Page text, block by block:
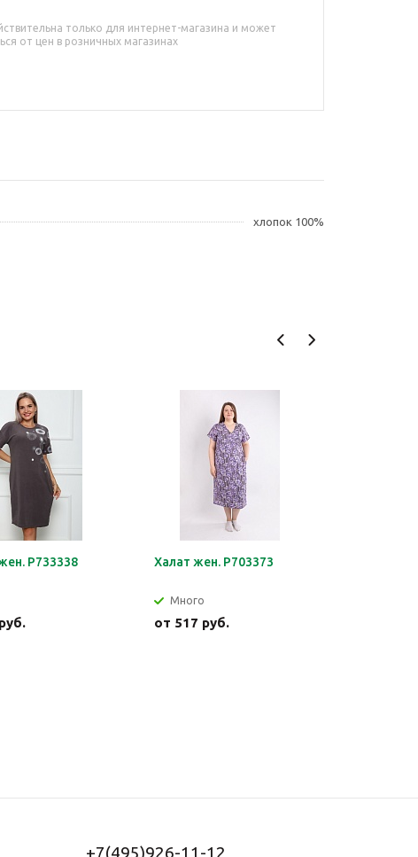
только для интернет-магазина и может
от цен в розничных магазинах
хлопок 100%
Р733338 Халат жен. Р703373
Много
от 517 руб.
+7(495)926-11-12